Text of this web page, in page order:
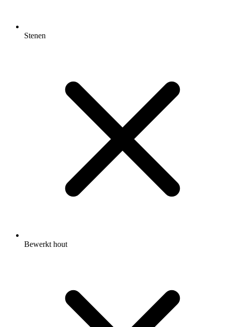
Stenen
Bewerkt hout